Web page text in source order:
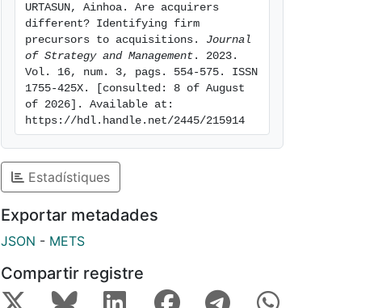
URTASUN, Ainhoa. Are acquirers
different? Identifying firm
precursors to acquisitions. Journal
of Strategy and Management . 2023.
Vol. 16, num. 3, pags. 554-575. ISSN
1755-425X. [consulted: 8 of August
of 2026]. Available at:
https://hdl.handle.net/2445/215914
Estadístiques
Exportar metadades
JSON - METS
Compartir registre